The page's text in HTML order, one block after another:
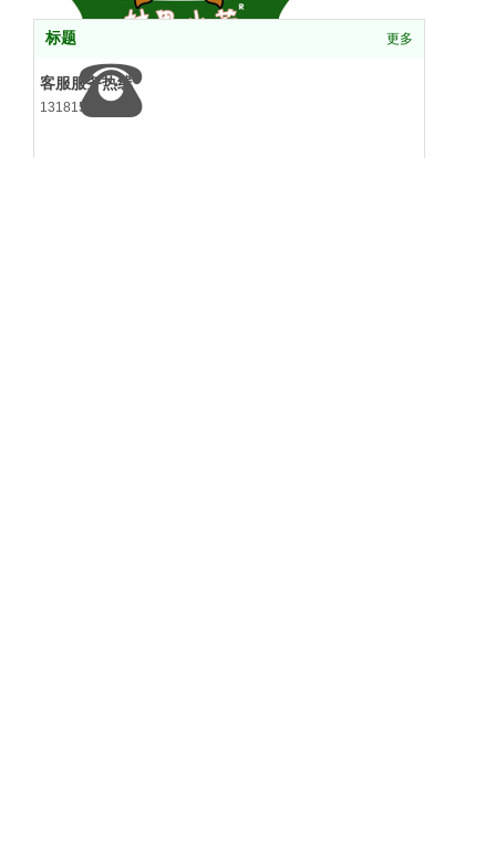
标题 更多
客服服务热线
13181546416